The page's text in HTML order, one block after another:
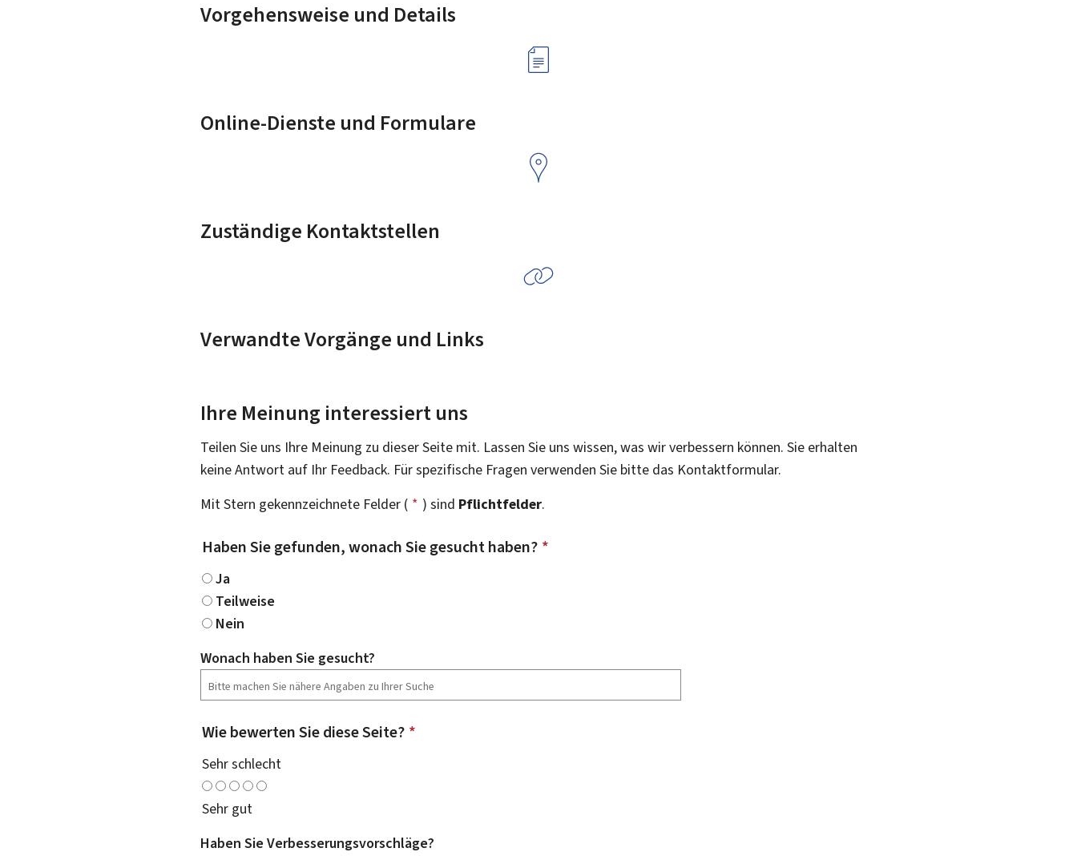
Vorgehensweise und Details
Online-Dienste und Formulare
Zuständige Kontaktstellen
Verwandte Vorgänge und Links
Ihre Meinung interessiert uns
Teilen Sie uns Ihre Meinung zu dieser Seite mit. Lassen Sie uns wissen, was wir verbessern können. Sie erhalten
keine Antwort auf Ihr Feedback. Für spezifische Fragen verwenden Sie bitte das Kontaktformular.
Mit Stern gekennzeichnete Felder ( * ) sind Pflichtfelder.
Haben Sie gefunden, wonach Sie gesucht haben? *
Ja
Teilweise
Nein
Wonach haben Sie gesucht?
Wie bewerten Sie diese Seite? *
Sehr schlecht
Sehr gut
Haben Sie Verbesserungsvorschläge?